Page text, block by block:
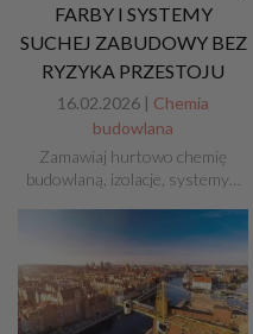
FARBY I SYSTEMY
SUCHEJ ZABUDOWY BEZ
RYZYKA PRZESTOJU
16.02.2026 | Chemia
budowlana
Zamawiaj hurtowo chemię
budowlaną, izolacje, systemy…